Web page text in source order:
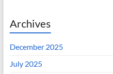
Archives
December 2025
July 2025